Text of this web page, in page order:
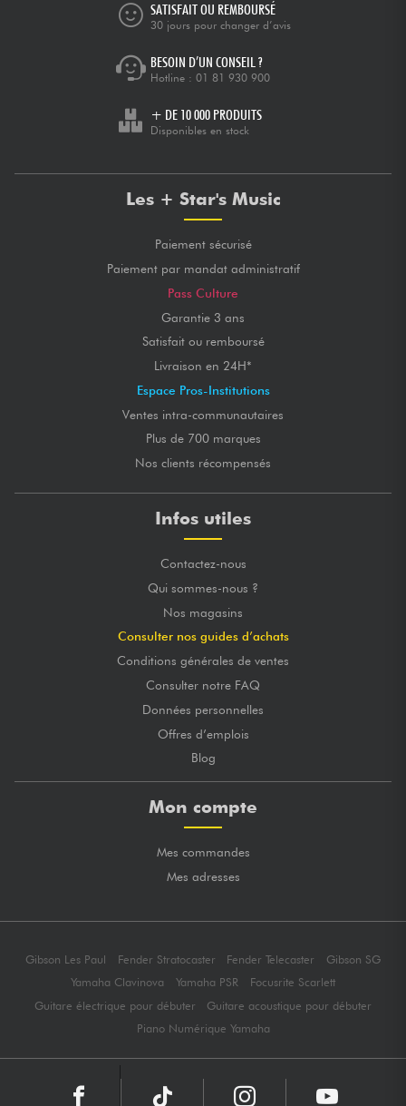
SATISFAIT OU REMBOURSÉ
30 jours pour changer d’avis
BESOIN D’UN CONSEIL ?
Hotline : 01 81 930 900
+ DE 10 000 PRODUITS
Disponibles en stock
Les + Star's Music
Paiement sécurisé
Paiement par mandat administratif
Pass Culture
Garantie 3 ans
Satisfait ou remboursé
Livraison en 24H*
Espace Pros-Institutions
Ventes intra-communautaires
Plus de 700 marques
Nos clients récompensés
Infos utiles
Contactez-nous
Qui sommes-nous ?
Nos magasins
Consulter nos guides d’achats
Conditions générales de ventes
Consulter notre FAQ
Données personnelles
Offres d’emplois
Blog
Mon compte
Mes commandes
Mes adresses
Gibson Les Paul Fender Stratocaster Fender Telecaster
Gibson SG
Yamaha Clavinova
Yamaha PSR
Focusrite Scarlett
Guitare électrique pour débuter
Guitare acoustique pour débuter
Piano Numérique Yamaha